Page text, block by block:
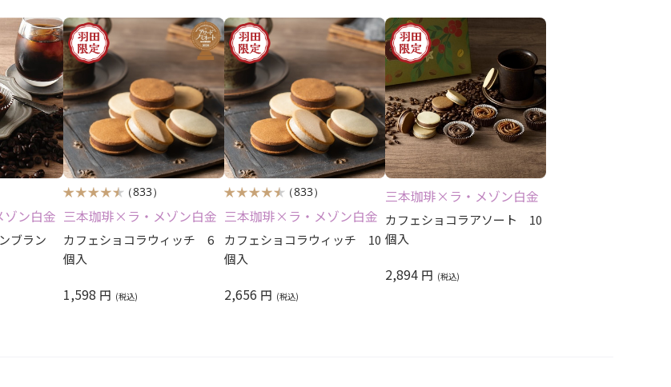
発売日
価格(高い順)
発売日＋商品名
レビュー順
レビュー評価順
ン白金
ブラン
（833）
三本珈琲×ラ・メゾン白金
カフェショコラウィッチ 6
個入
1,598 円
（833）
三本珈琲×ラ・メゾン白金
カフェショコラウィッチ 10
個入
2,656 円
三本珈琲×ラ・メゾン白金
カフェショコラアソート 10
個入
2,894 円